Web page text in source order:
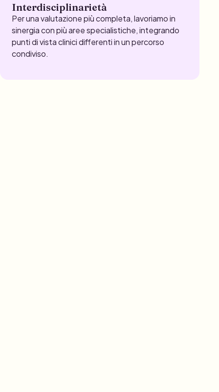
Interdisciplinarietà
Per una valutazione più completa, lavoriamo in
sinergia con più aree specialistiche, integrando
punti di vista clinici differenti in un percorso
condiviso.